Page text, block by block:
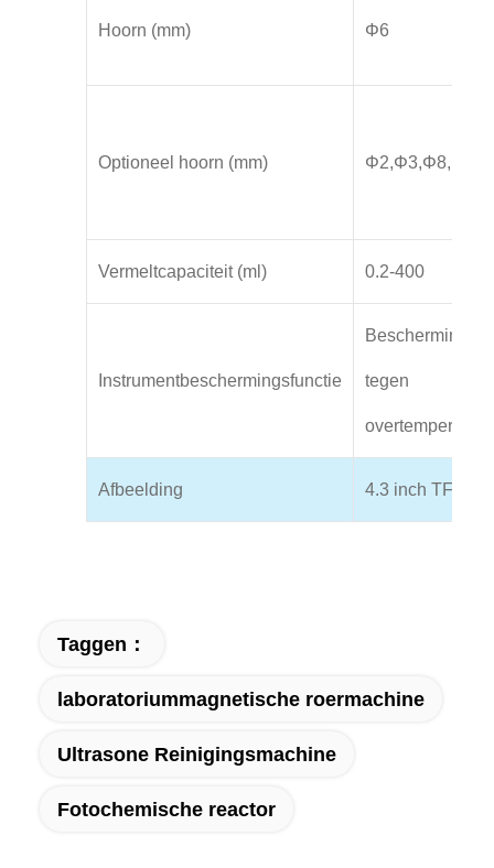
Hoorn (mm) Φ6
Optioneel hoorn (mm) Φ2,Φ3,Φ8,Φ10
Vermeltcapaciteit (ml) 0.2-400
Instrumentbeschermingsfunctie
Bescherming
tegen
overtemperatuur
Afbeelding 4.3 inch TFT
Taggen：
laboratoriummagnetische roermachine
Ultrasone Reinigingsmachine
Fotochemische reactor